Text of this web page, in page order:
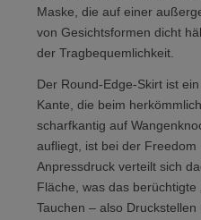
Maske, die auf einer
von Gesichtsformen dicht
der Tragbequemlichkeit.
Der Round-Edge-Skirt ist
Kante, die beim
scharfkantig auf
aufliegt, ist bei der
Anpressdruck verteilt sich
Fläche, was das
Tauchen – also